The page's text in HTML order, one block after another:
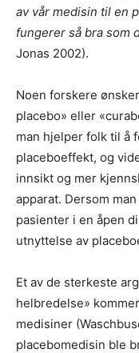
av vår medisin til en
fungerer så bra som
Jonas 2002).
Noen forskere
placebo» eller
man hjelper folk til å
placeboeffekt, og
innsikt og mer
apparat. Dersom
pasienter i en åpen
utnyttelse av
Et av de sterkeste
helbredelse»
medisiner
placebomedisin ble